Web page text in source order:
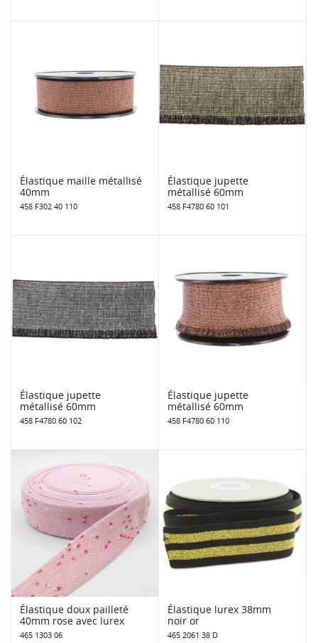
Élastique maille métallisé
40mm
458 F302 40 110
Élastique jupette
métallisé 60mm
458 F4780 60 101
Élastique jupette
métallisé 60mm
458 F4780 60 102
Élastique jupette
métallisé 60mm
458 F4780 60 110
Élastique doux pailleté
40mm rose avec lurex
465 1303 06
Élastique lurex 38mm
noir or
465 2061 38 D